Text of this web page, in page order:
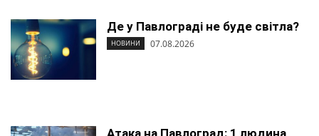
Де у Павлограді не буде світла?
НОВИНИ 07.08.2026
Атака на Павлоград: 1 людина